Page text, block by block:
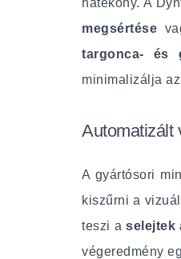
hatékony. A
megsértése
targonca- és
minimalizálja
Automatizált
A gyártósori
kiszűrni a
teszi aselejtek
végeredmény